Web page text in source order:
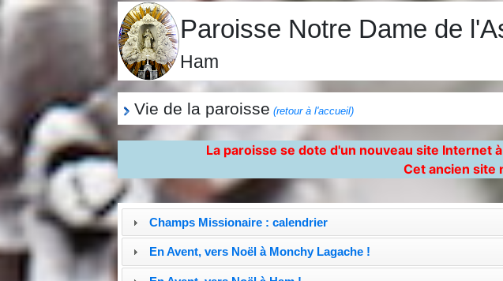
Paroisse Notre Dame de
Ham
Vie de la paroisse (retour à l'accueil)
La paroisse se dote d'un nouveau site Internet
Cet ancien site
Champs Missionaire : calendrier
En Avent, vers Noël à Monchy Lagache !